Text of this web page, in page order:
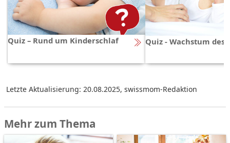
Quiz – Rund um Kinderschlaf Quiz - Wachstum des
Letzte Aktualisierung: 20.08.2025, swissmom-Redaktion
Mehr zum Thema